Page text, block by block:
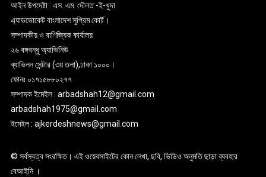
আইন উপদেষ্টা : এস. এম. দৌলত -ই-খুদা
এ্যাডভোকেট বাংলাদেশ সুপ্রিম কোর্ট।
সম্পাদকীয় ও বাণিজ্যিক কার্যালয়
২৬ বঙ্গবন্ধু অ্যাভিনিউ
ব্যাভিলন সেন্টার (৩য় তলা),ঢাকা ১০০০।
ফোনঃ ০১৭১৫৮৮০২৭৭
সম্পাদক ইমেইল : arbadshah12@gmail.com
arbadshah1975@gmail.com
ইমেইল : ajkerdeshnews@gmail.com
© সর্বস্বত্ব সংরক্ষিত। এই ওয়েবসাইটের কোন লেখা, ছবি, ভিডিও অনুমতি ছাড়া ব্যবহার
বেআইনি ।